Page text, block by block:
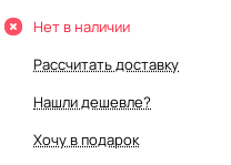
Нет в наличии
Рассчитать доставку
Нашли дешевле?
Хочу в подарок